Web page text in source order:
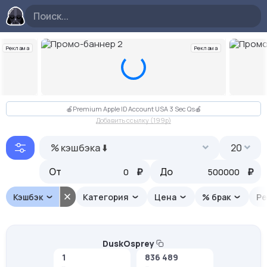
Реклама Реклама
Слайд 2 из 10
🍎Premium Apple ID Account USA 3 Sec Qs🍎
Добавить ссылку (199p)
% кэшбэка ⬇️
От
₽ До ₽
20
Категория Цена % брак
Кэшбэк
DuskOsprey
1
836 489